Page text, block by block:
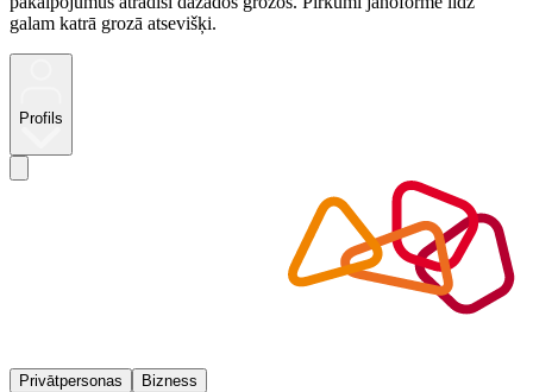
galam katrā grozā atsevišķi.
Profils
Privātpersonas Bizness